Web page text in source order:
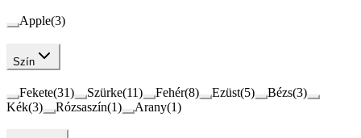
Apple(3)
Szín
Fekete(31) Szürke(11) Fehér(8) Ezüst(5) Bézs(3)
Kék(3) Rózsaszín(1) Arany(1)